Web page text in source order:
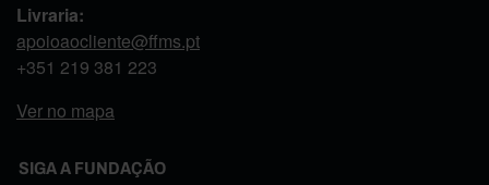
Livraria:
apoioaocliente@ffms.pt
+351 219 381 223
Ver no mapa
SIGA A FUNDAÇÃO